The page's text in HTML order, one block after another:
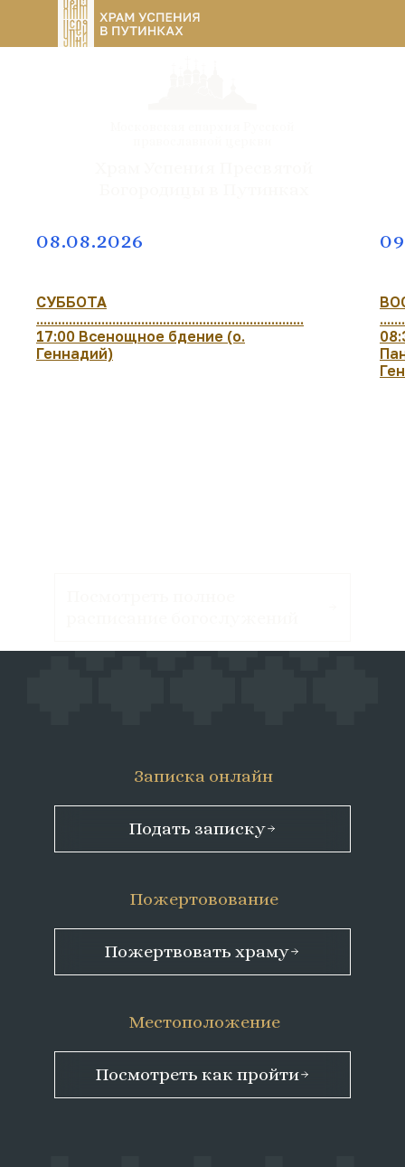
08.08.2026
СУББОТА
..........................................................................
17:00 Всенощное бдение (о.
Геннадий)
Посмотреть как пройти
Пожертвовать храму
Подать записку
Местоположение
Пожертовование
Записка онлайн